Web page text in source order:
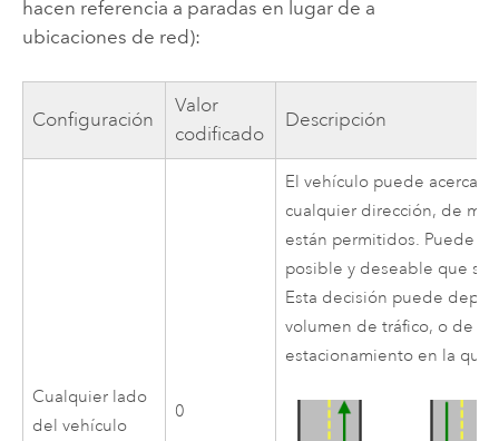
hacen referencia a paradas en lugar de a
ubicaciones de red):
Configuración
Valor
codificado
Descripción
Cualquier lado
del vehículo
0
El vehículo puede
cualquier dirección, de
están permitidos. Puede
posible y deseable que su
Esta decisión puede
volumen de tráfico, o de si
estacionamiento en la que